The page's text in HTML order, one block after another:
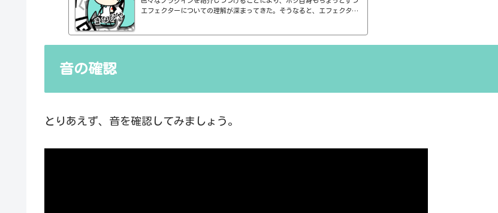
エフェクターについての理解が深まってきた。そうなると、エフェクター
音の確認
とりあえず、音を確認してみましょう。